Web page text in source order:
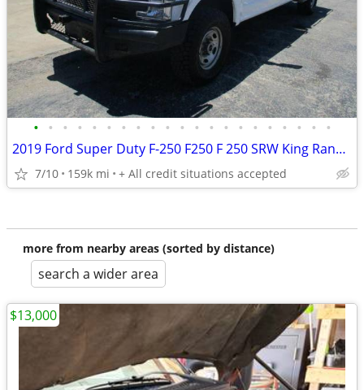
• • • • • • • • • • • • • • • • • • • • •
2019 Ford Super Duty F-250 F250 F 250 SRW King Ranch 4WD Crew Cab 8 Box
7/10 159k mi + All credit situations accepted
more from nearby areas (sorted by distance)
search a wider area
$13,000